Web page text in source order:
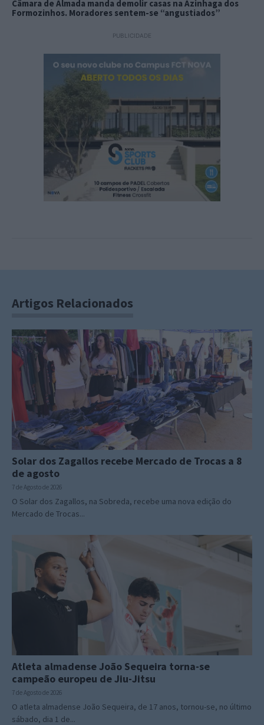
Câmara de Almada manda demolir casas na Azinhaga dos
Formozinhos. Moradores sentem-se “angustiados”
PUBLICIDADE
Artigos Relacionados
Solar dos Zagallos recebe Mercado de Trocas a 8
de agosto
7 de Agosto de 2026
O Solar dos Zagallos, na Sobreda, recebe uma nova edição do
Mercado de Trocas...
Atleta almadense João Sequeira torna-se
campeão europeu de Jiu-Jitsu
7 de Agosto de 2026
O atleta almadense João Sequeira, de 17 anos, tornou-se, no último
sábado, dia 1 de...